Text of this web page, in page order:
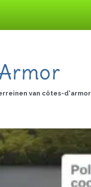
van côtes-d'armor